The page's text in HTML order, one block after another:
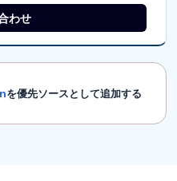
わせ
を優先ソースとして追加する